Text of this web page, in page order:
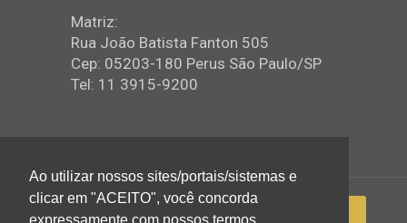
Matriz:
Rua João Batista Fanton 505
Cep: 05203-180 Perus São Paulo/SP
Tel: 11 3915-9200
Ao utilizar nossos sites/portais/sistemas e
clicar em "ACEITO", você concorda